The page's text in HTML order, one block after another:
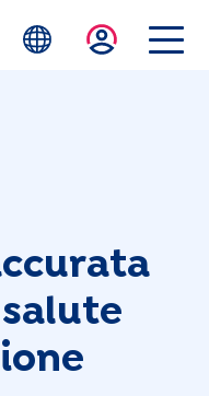
to main content